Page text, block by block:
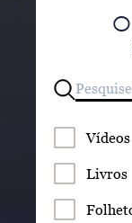
Vídeos
Livros